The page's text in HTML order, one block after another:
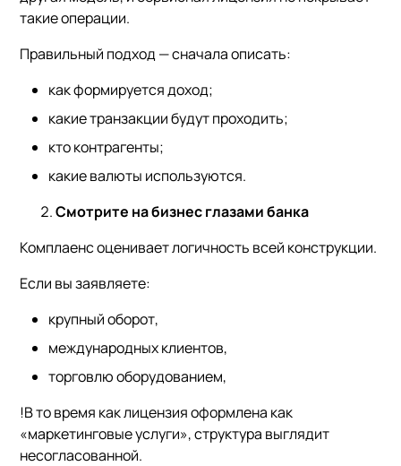
такие операции.
Правильный подход — сначала описать:
как формируется доход;
какие транзакции будут проходить;
кто контрагенты;
какие валюты используются.
Смотрите на бизнес глазами банка
Комплаенс оценивает логичность всей конструкции.
Если вы заявляете:
крупный оборот,
международных клиентов,
торговлю оборудованием,
!В то время как лицензия оформлена как
«маркетинговые услуги», структура выглядит
несогласованной.